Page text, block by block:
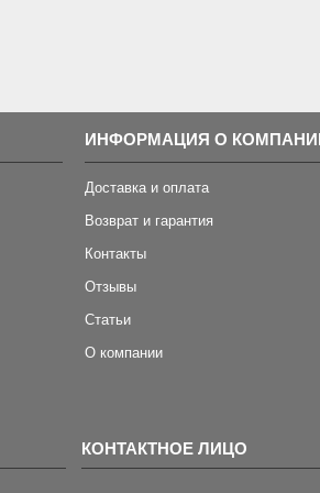
ИНФОРМАЦИЯ О
Доставка и оплата
Возврат и гарантия
Контакты
Отзывы
Статьи
О компании